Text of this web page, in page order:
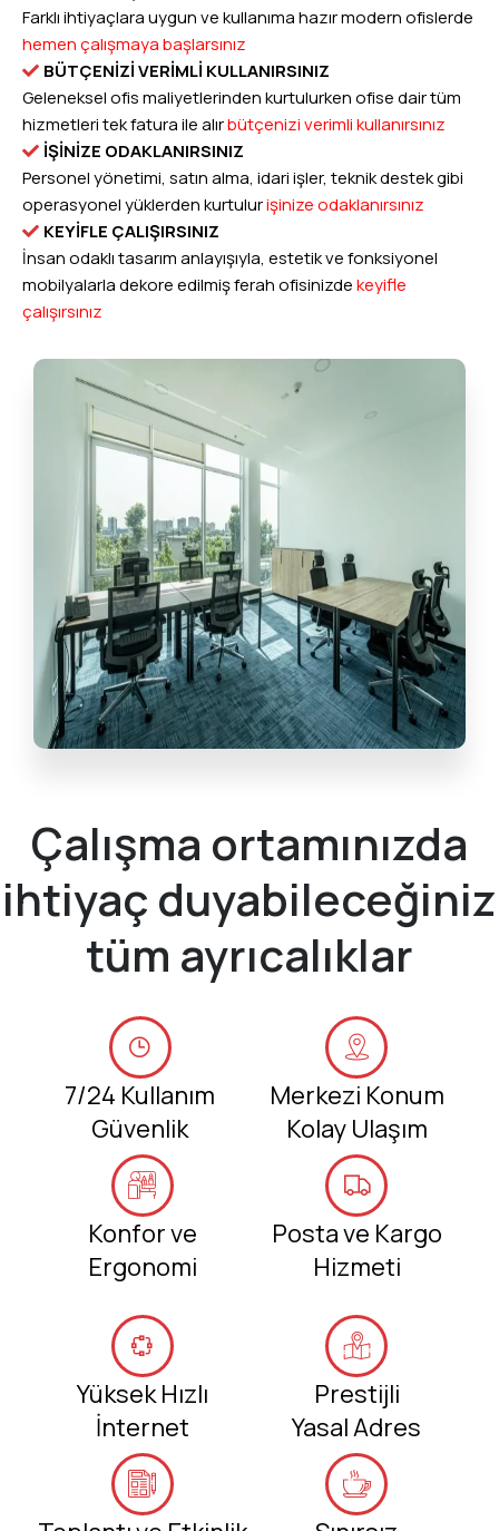
Farklı ihtiyaçlara uygun ve kullanıma hazır modern ofislerde
hemen çalışmaya başlarsınız
BÜTÇENİZİ VERİMLİ KULLANIRSINIZ
Geleneksel ofis maliyetlerinden kurtulurken ofise dair tüm
hizmetleri tek fatura ile alırbütçenizi verimli kullanırsınız
İŞİNİZE ODAKLANIRSINIZ
Personel yönetimi, satın alma, idari işler, teknik destek gibi
operasyonel yüklerden kurtulurişinize odaklanırsınız
KEYİFLE ÇALIŞIRSINIZ
İnsan odaklı tasarım anlayışıyla, estetik ve fonksiyonel
mobilyalarla dekore edilmiş ferah ofisinizdekeyifle
çalışırsınız
Çalışma ortamınızda
ihtiyaç duyabileceğiniz
tüm ayrıcalıklar
7/24 Kullanım
Güvenlik
Merkezi Konum
Kolay Ulaşım
Konfor ve
Ergonomi
Posta ve Kargo
Hizmeti
Yüksek Hızlı
İnternet
Prestijli
Yasal Adres